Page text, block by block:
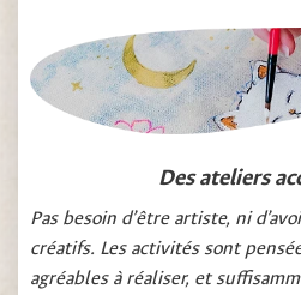
Des ateliers
Pas besoin d’être artiste, ni
créatifs. Les activités sont
agréables à réaliser, et